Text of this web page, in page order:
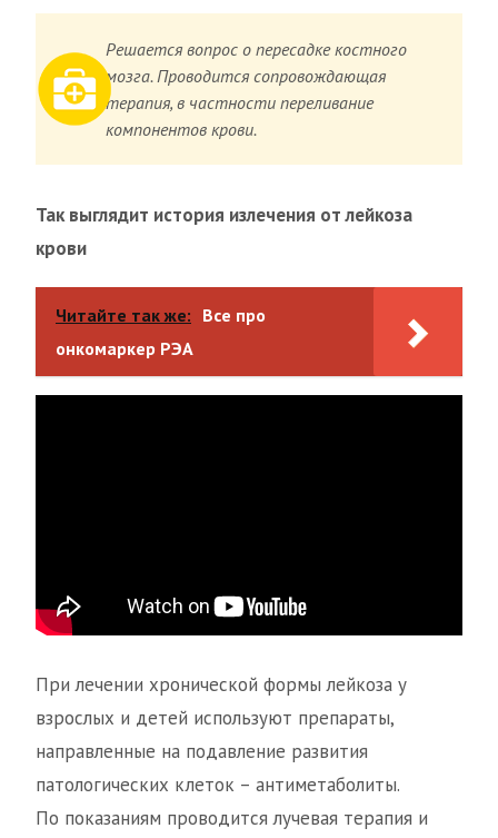
Решается вопрос о пересадке костного
мозга. Проводится сопровождающая
терапия, в частности переливание
компонентов крови.
Так выглядит история излечения от лейкоза
крови
Читайте так же: Все про
онкомаркер РЭА
При лечении хронической формы лейкоза у
взрослых и детей используют препараты,
направленные на подавление развития
патологических клеток – антиметаболиты.
По показаниям проводится лучевая терапия и